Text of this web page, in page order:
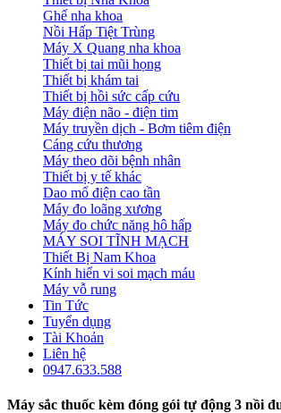
Ghế nha khoa
Nồi Hấp Tiệt Trùng
Máy X Quang nha khoa
Thiết bị tai mũi họng
Thiết bị khám tai
Thiết bị hồi sức cấp cứu
Máy điện não - điện tim
Máy truyền dịch - Bơm tiêm điện
Cáng cứu thương
Máy theo dõi bệnh nhân
Thiết bị y tế khác
Dao mổ điện cao tần
Máy đo loãng xương
Máy đo chức năng hô hấp
MÁY SOI TĨNH MẠCH
Thiết Bị Nam Khoa
Kính hiển vi soi mạch máu
Máy vỗ rung
Tin Tức
Tuyển dụng
Tài Khoản
Liên hệ
0947.633.588
Máy sắc thuốc kèm đóng gói tự động 3 nồi